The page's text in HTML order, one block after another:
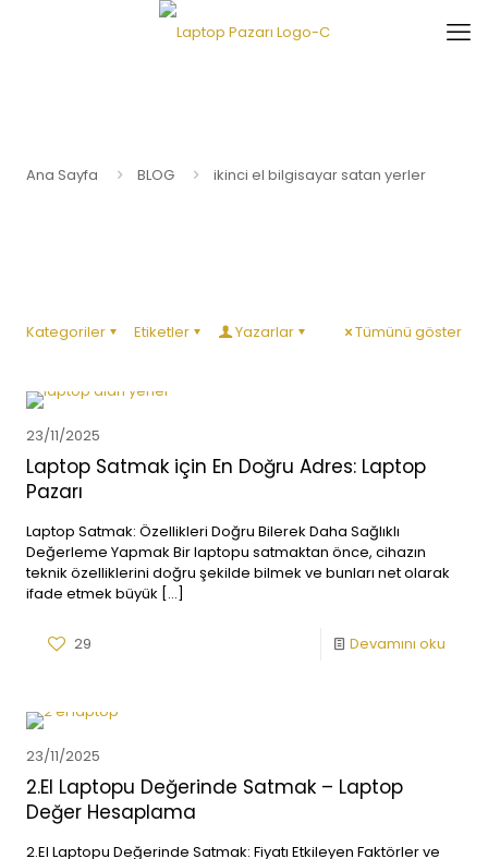
Ana Sayfa BLOG ikinci el bilgisayar satan yerler
Kategoriler Etiketler Yazarlar Tümünü göster
23/11/2025
Laptop Satmak için En Doğru Adres: Laptop
Pazarı
Laptop Satmak: Özellikleri Doğru Bilerek Daha Sağlıklı
Değerleme Yapmak Bir laptopu satmaktan önce, cihazın
teknik özelliklerini doğru şekilde bilmek ve bunları net olarak
ifade etmek büyük […]
29 Devamını oku
23/11/2025
2.El Laptopu Değerinde Satmak – Laptop
Değer Hesaplama
2.El Laptopu Değerinde Satmak: Fiyatı Etkileyen Faktörler ve